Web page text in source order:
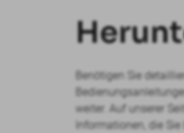
Benötigen Sie
weiter. Auf unserer
Informationen, die Sie